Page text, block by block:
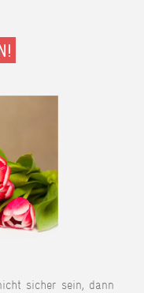
sicher sein, dann